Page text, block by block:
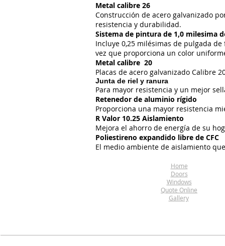
Metal calibre 26
Construcción de acero galvanizado
resistencia y durabilidad.
Sistema de pintura de 1,0 milesima
Incluye 0,25 milésimas de pulgada
vez que proporciona un color
Metal calibre 20
Placas de acero galvanizado Calibre
Junta de riel y ranura
Para mayor resistencia y un mejor
Retenedor de aluminio rígido
Proporciona una mayor resistencia
R Valor 10.25 Aislamiento
​Mejora el ahorro de energía de su
Poliestireno expandido libre de CFC
El medio ambiente de aislamiento
Home
Doors
Windows
Quote Online
Gallery